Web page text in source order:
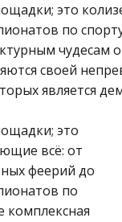
это
по
своей
является
это
всё: от
феерий до
по
комплексная